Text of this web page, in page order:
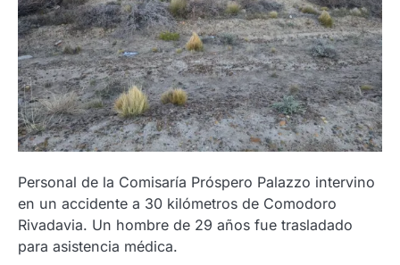
Personal de la Comisaría Próspero Palazzo intervino
en un accidente a 30 kilómetros de Comodoro
Rivadavia. Un hombre de 29 años fue trasladado
para asistencia médica.